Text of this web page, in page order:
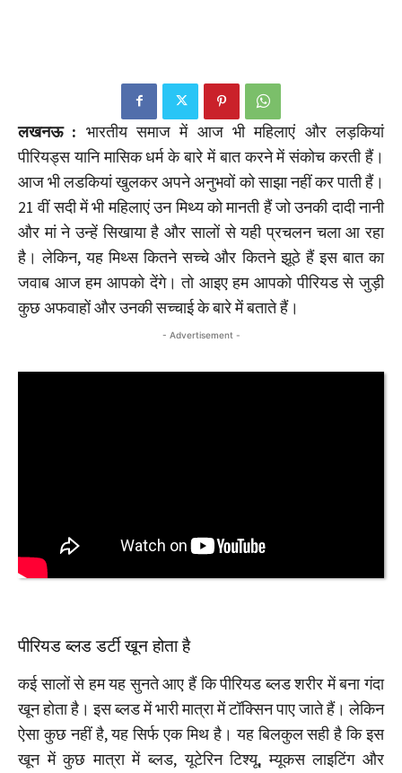
लखनऊ : भारतीय समाज में आज भी महिलाएं और लड़कियां
पीरियड्स यानि मासिक धर्म के बारे में बात करने में संकोच करती हैं।
आज भी लडकियां खुलकर अपने अनुभवों को साझा नहीं कर पाती हैं।
21 वीं सदी में भी महिलाएं उन मिथ्य को मानती हैं जो उनकी दादी नानी
और मां ने उन्हें सिखाया है और सालों से यही प्रचलन चला आ रहा
है। लेकिन, यह मिथ्स कितने सच्चे और कितने झूठे हैं इस बात का
जवाब आज हम आपको देंगे। तो आइए हम आपको पीरियड से जुड़ी
कुछ अफवाहों और उनकी सच्चाई के बारे में बताते हैं।
- Advertisement -
पीरियड ब्लड डर्टी खून होता है
कई सालों से हम यह सुनते आए हैं कि पीरियड ब्लड शरीर में बना गंदा
खून होता है। इस ब्लड में भारी मात्रा में टॉक्सिन पाए जाते हैं। लेकिन
ऐसा कुछ नहीं है, यह सिर्फ एक मिथ है। यह बिलकुल सही है कि इस
खून में कुछ मात्रा में ब्लड, यूटेरिन टिश्‍यू, म्‍यूकस लाइटिंग और